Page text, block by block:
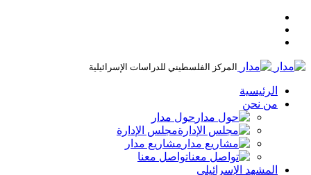
المركز الفلسطيني للدراسات الإسرائيلية
الرئيسية
من نحن
حول مدار
مجلس الإدارة
مشاريع مدار
تواصل معنا
المشهد الإسرائيلي